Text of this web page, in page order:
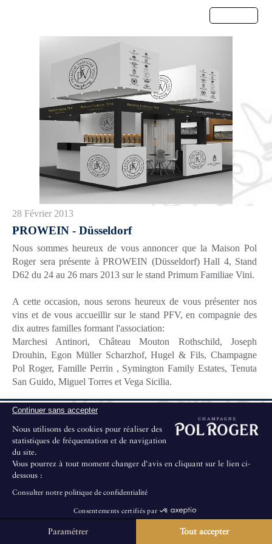
28 Février 2013
PROWEIN - Düsseldorf
Nous sommes heureux de vous annoncer que la Maison Pol
Roger sera présente à PROWEIN (Düsseldorf) Hall 4, Stand
D62 du 24 au 26 mars 2013 sur le stand Primum Familiae Vini.
A cette occasion, nous serons heureux de vous présenter nos
vins et de vous accueillir sur le stand PFV, en compagnie des
dix autres familles formant l'association:
Marchesi Antinori, Château Mouton Rothschild, Joseph
Drouhin, Egon Müller Scharzhof, Hugel & Fils, Champagne
Pol Roger, Famille Perrin , Symington Family Estates, Tenuta
San Guido, Miguel Torres et Vega Sicilia.
La Maison ne propose pas de visites au public.
Continuer sans accepter
Nous utilisons des cookies pour réaliser des
statistiques de fréquentation et de navigation
du site.
Vous pourrez à tout moment changer d'avis en cliquant sur le lien ci-
dessous :
Consulter notre politique de confidentialité
Consentements certifiés par
Paramétrer Tout accepter